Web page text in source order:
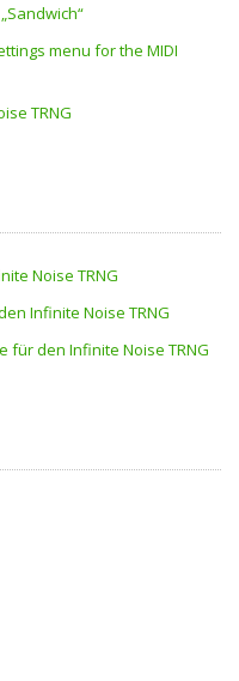
menu for the MIDI
TRNG
Noise TRNG
Infinite Noise TRNG
für den Infinite Noise TRNG